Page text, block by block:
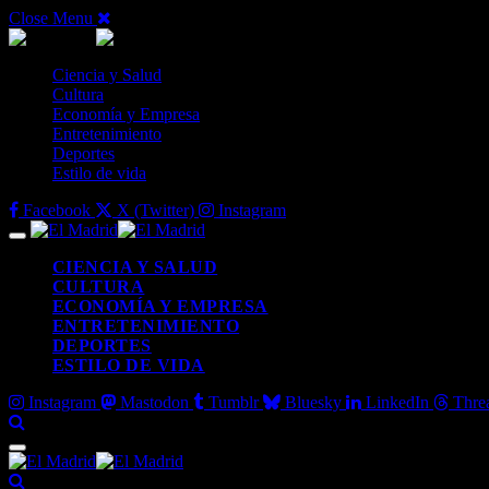
Close Menu
Ciencia y Salud
Cultura
Economía y Empresa
Entretenimiento
Deportes
Estilo de vida
Facebook
X (Twitter) Instagram
CIENCIA Y SALUD
CULTURA
ECONOMÍA Y EMPRESA
ENTRETENIMIENTO
DEPORTES
ESTILO DE VIDA
Instagram
Mastodon Tumblr Bluesky LinkedIn